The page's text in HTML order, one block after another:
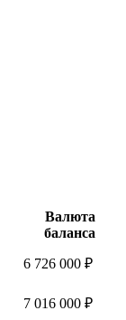
Валюта
баланса
6 726 000 ₽
7 016 000 ₽